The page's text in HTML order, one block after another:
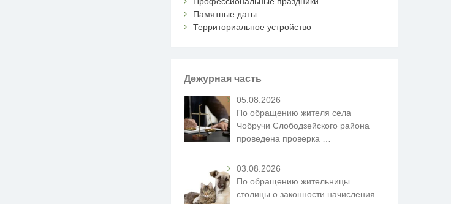
Памятные даты
Территориальное устройство
Дежурная часть
05.08.2026
По обращению жителя села
Чобручи Слободзейского района
проведена проверка …
03.08.2026
По обращению жительницы
столицы о законности начисления